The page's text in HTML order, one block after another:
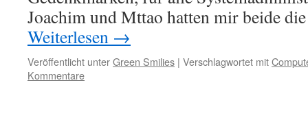
Joachim und Mttao hatten mir beide
Weiterlesen →
Veröffentlicht unterGreen Smilies | Verschlagwortet mit
Kommentare